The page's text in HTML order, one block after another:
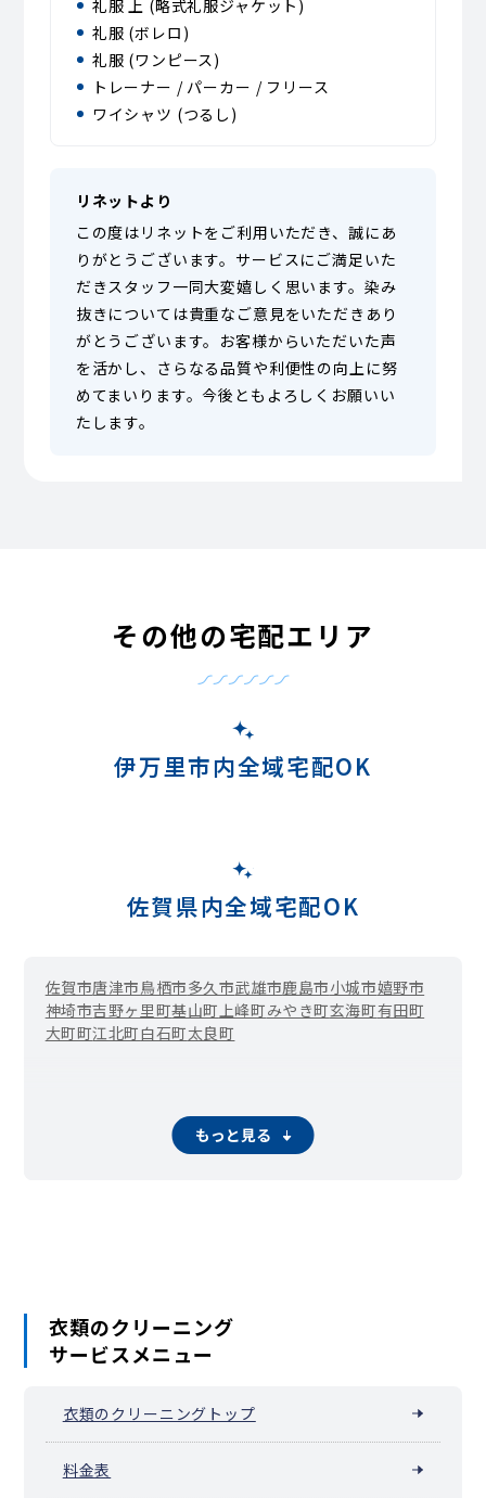
礼服 上 (略式礼服ジャケット)
礼服 (ボレロ)
礼服 (ワンピース)
トレーナー / パーカー / フリース
ワイシャツ (つるし)
リネットより
この度はリネットをご利用いただき、誠にあ
りがとうございます。サービスにご満足いた
だきスタッフ一同大変嬉しく思います。染み
抜きについては貴重なご意見をいただきあり
がとうございます。お客様からいただいた声
を活かし、さらなる品質や利便性の向上に努
めてまいります。今後ともよろしくお願いい
たします。
その他の宅配エリア
伊万里市内全域宅配OK
佐賀県内全域宅配OK
佐賀市唐津市鳥栖市多久市武雄市鹿島市小城市嬉野市
神埼市吉野ヶ里町基山町 上峰町みやき町玄海町有田町
大町町江北町白石町太良町
もっと見る
衣類のクリーニング
サービスメニュー
衣類のクリーニングトップ
料金表